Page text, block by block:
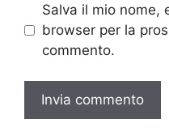
Salva il mio nome,
browser per la
commento.